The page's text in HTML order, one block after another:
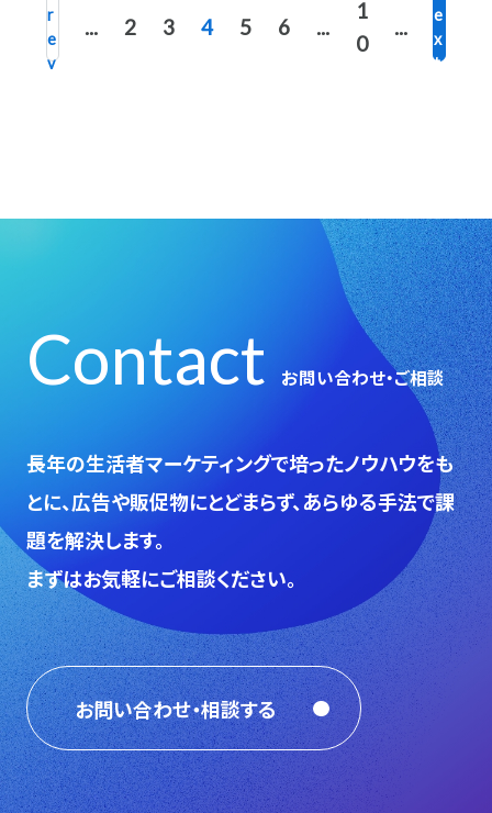
r
e
v
... 2 3 4 5 6 ...
1
0
...
e
x
t
Contact お問い合わせ・ご相談
⻑年の生活者マーケティングで培ったノウハウをも
とに、広告や販促物にとどまらず、あらゆる手法で課
題を解決します。
まずはお気軽にご相談ください。
お問い合わせ・相談する